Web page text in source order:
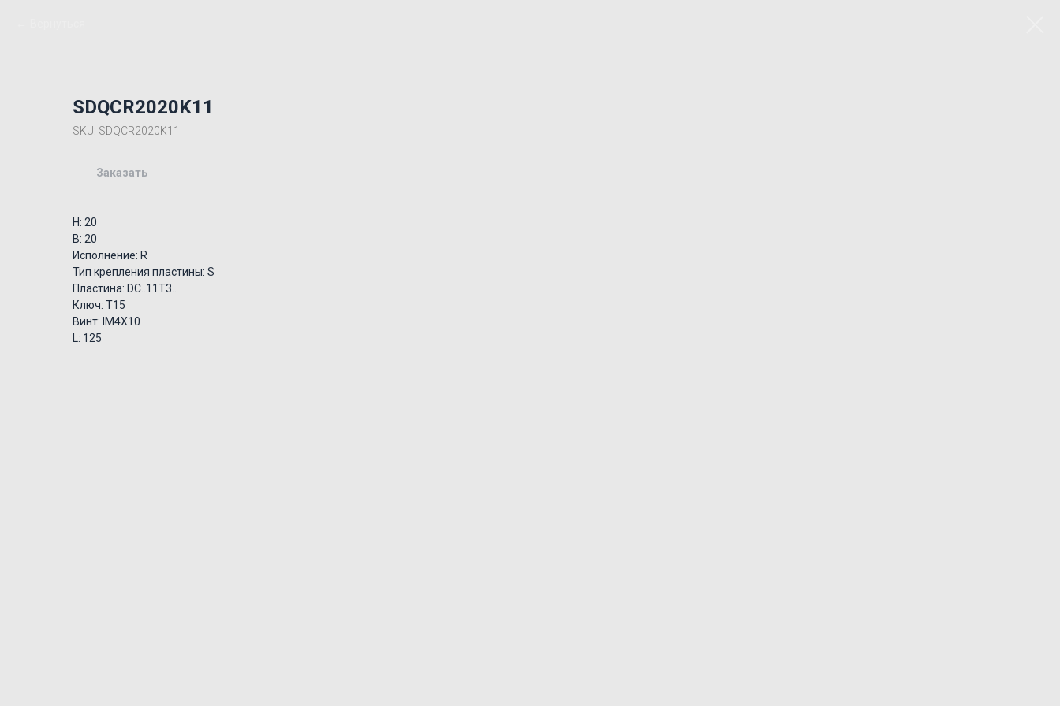
SDQCR2020K11
SKU: SDQCR2020K11
Заказать
H: 20
B: 20
Исполнение: R
Тип крепления пластины: S
Пластина: DC..11T3..
Ключ: T15
Винт: IM4X10
L: 125